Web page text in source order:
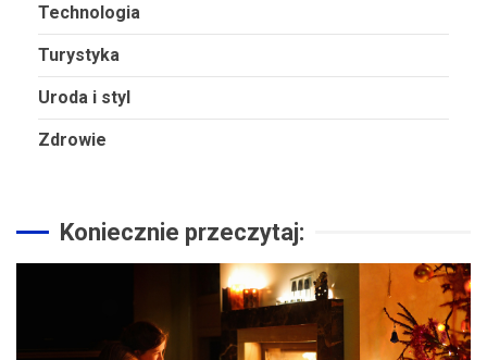
Technologia
Turystyka
Uroda i styl
Zdrowie
Koniecznie przeczytaj: